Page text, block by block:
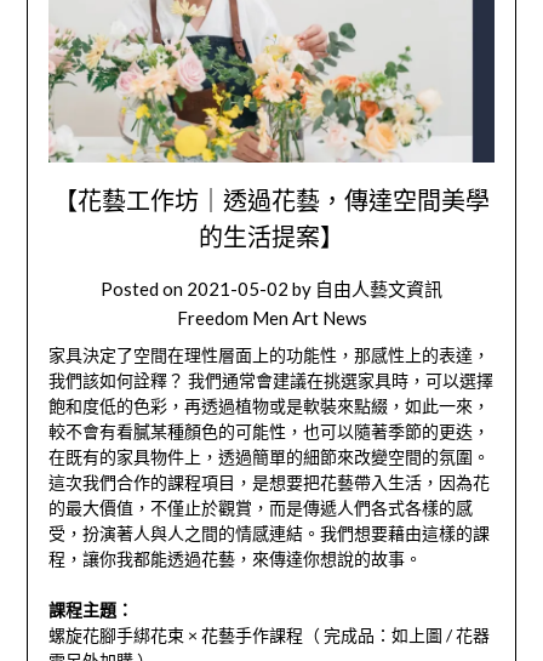
【花藝工作坊｜透過花藝，傳達空間美學
的生活提案】
Posted on 2021-05-02 by 自由人藝文資訊
Freedom Men Art News
家具決定了空間在理性層面上的功能性，那感性上的表達，
我們該如何詮釋？ 我們通常會建議在挑選家具時，可以選擇
飽和度低的色彩，再透過植物或是軟裝來點綴，如此一來，
較不會有看膩某種顏色的可能性，也可以隨著季節的更迭，
在既有的家具物件上，透過簡單的細節來改變空間的氛圍。
這次我們合作的課程項目，是想要把花藝帶入生活，因為花
的最大價值，不僅止於觀賞，而是傳遞人們各式各樣的感
受，扮演著人與人之間的情感連結。我們想要藉由這樣的課
程，讓你我都能透過花藝，來傳達你想說的故事。
課程主題：
螺旋花腳手綁花束 × 花藝手作課程（ 完成品：如上圖 / 花器